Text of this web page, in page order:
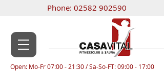
Phone: 02582 902590
Open: Mo-Fr 07:00 - 21:30 / Sa-So-FT: 09:00 - 17:00